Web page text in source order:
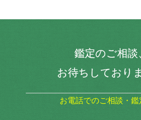
鑑定のご相談
お待ちしており
お電話でのご相談・鑑